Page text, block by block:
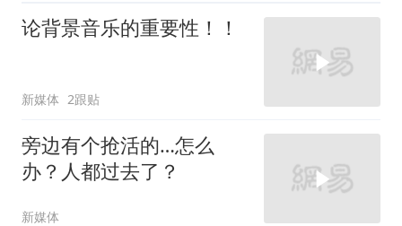
论背景音乐的重要性！！
新媒体 2跟贴
旁边有个抢活的…怎么
办？人都过去了？
新媒体